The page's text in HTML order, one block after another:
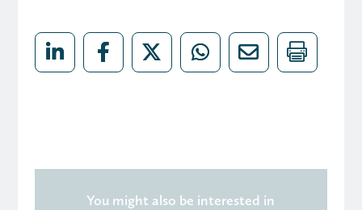
You might also be interested in